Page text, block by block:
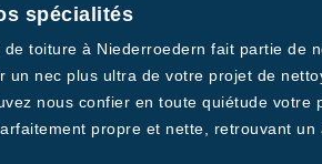
spécialités
toiture à Niederroedern fait partie de
nec plus ultra de votre projet de
nous confier en toute quiétude
propre et nette, retrouvant un